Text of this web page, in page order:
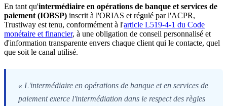
En tant qu'intermédiaire en opérations de banque et services de
paiement (IOBSP) inscrit à l'ORIAS et régulé par l'ACPR,
Trustiway est tenu, conformément à l'article L519-4-1 du Code
monétaire et financier, à une obligation de conseil personnalisé et
d'information transparente envers chaque client qui le contacte, quel
que soit le canal utilisé.
« L'intermédiaire en opérations de banque et en services de
paiement exerce l'intermédiation dans le respect des règles